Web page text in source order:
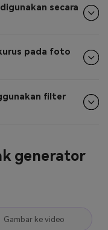
secara
pada foto
filter
generator
Gambar ke video